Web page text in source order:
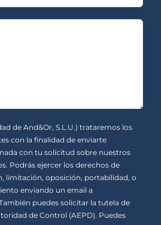
de And&Or, S.L.U.) trataremos los
con la finalidad de enviarte
con tu solicitud sobre nuestros
Podrás ejercer los derechos de
limitación, oposición, portabilidad, o
enviando un email a
puedes solicitar la tutela de
de Control (AEPD). Puedes